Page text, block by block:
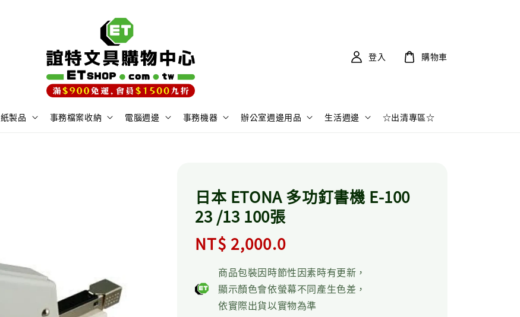
紙製品 事務檔案收納 電腦週邊 事務機器 辦公室週邊用品 生活週邊 ☆出清專區☆
登入 購物車
日本 ETONA 多功釘書機 E-100
23 /13 100張
Regular
price
NT$ 2,000.0
商品包裝因時節性因素時有更新，
顯示顏色會依螢幕不同產生色差，
依實際出貨以實物為準